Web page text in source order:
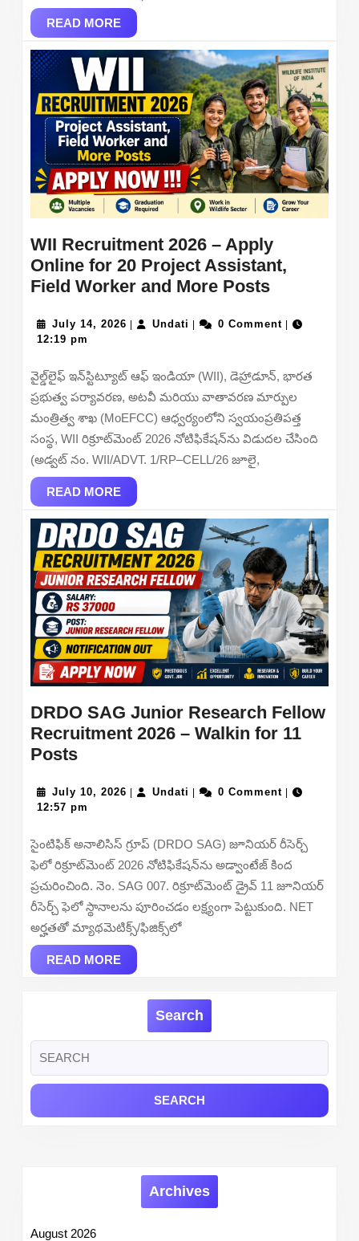
READ MOREREAD
MORE
WII Recruitment 2026 – Apply
Online for 20 Project Assistant,
Field Worker and More PostsWII
2026
Apply
Online
for
20
Worker
and
More
Posts
July 14, 2026 July
| Undati Undati
| 0 Comment |
12:19 pm
వైల్డ్‌లైఫ్ ఇన్‌స్టిట్యూట్ ఆఫ్ ఇండియా (WII), డెహ్రాడూన్, భారత
ప్రభుత్వ పర్యావరణ, అటవీ మరియు వాతావరణ మార్పుల
మంత్రిత్వ శాఖ (MoEFCC) ఆధ్వర్యంలోని స్వయంప్రతిపత్త
సంస్థ, WII రిక్రూట్‌మెంట్ 2026 నోటిఫికేషన్‌ను విడుదల చేసింది
(అడ్వట్ నం. WII/ADVT. 1/RP–CELL/26 జూలై,
READ MOREREAD
MORE
DRDO SAG Junior Research Fellow
Recruitment 2026 – Walkin for 11
PostsDRDO
Junior
Research
Fellow
Recruitment
2026
–
Walkin
for
11
July 10, 2026 July
| Undati Undati
| 0 Comment |
12:57 pm
సైంటిఫిక్ అనాలిసిస్ గ్రూప్ (DRDO SAG) జూనియర్ రీసెర్చ్
ఫెలో రిక్రూట్‌మెంట్ 2026 నోటిఫికేషన్‌ను అడ్వాంటేజ్ కింద
ప్రచురించింది. నెం. SAG 007. రిక్రూట్‌మెంట్ డ్రైవ్ 11 జూనియర్
రీసెర్చ్ ఫెలో స్థానాలను పూరించడం లక్ష్యంగా పెట్టుకుంది. NET
అర్హతతో మ్యాథమెటిక్స్/ఫిజిక్స్‌లో
READ MOREREAD
MORE
Search
for:
Archives
August 2026